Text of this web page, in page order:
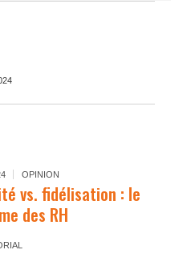
OPINION
vs. fidélisation : le
des RH